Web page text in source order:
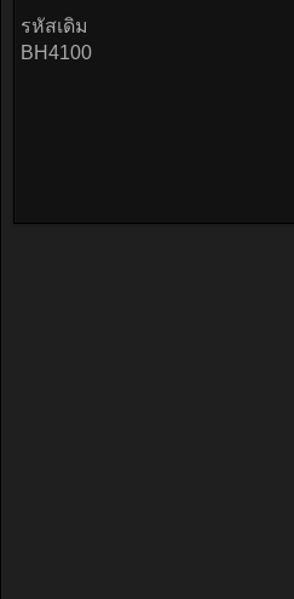
รหัสเดิม
BH4100